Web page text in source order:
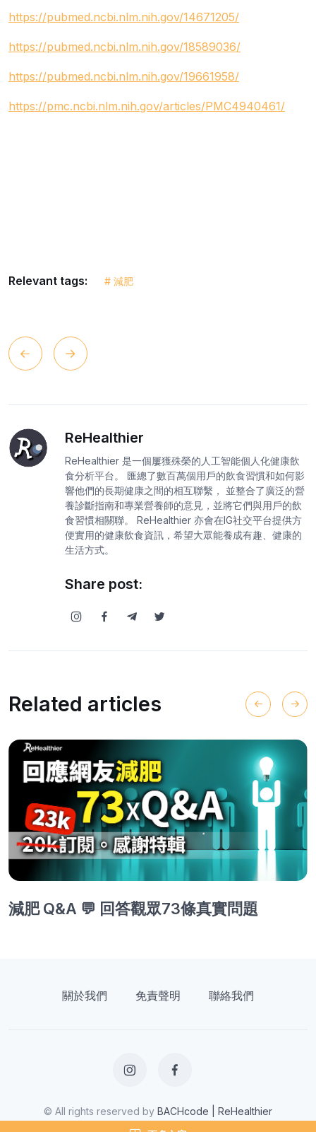
https://pubmed.ncbi.nlm.nih.gov/14671205/
https://pubmed.ncbi.nlm.nih.gov/18589036/
https://pubmed.ncbi.nlm.nih.gov/19661958/
https://pmc.ncbi.nlm.nih.gov/articles/PMC4940461/
Relevant tags: # 減肥
ReHealthier
ReHealthier 是一個屢獲殊榮的人工智能個人化健康飲
食分析平台。 匯總了數百萬個用戶的飲食習慣和如何影
響他們的長期健康之間的相互聯繫， 並整合了廣泛的營
養診斷指南和專業營養師的意見，並將它們與用戶的飲
食習慣相關聯。 ReHealthier 亦會在IG社交平台提供方
便實用的健康飲食資訊，希望大眾能養成有趣、健康的
生活方式。
Share post:
Related articles
減肥 Q&A 💬 回答觀眾73條真實問題
關於我們 免責聲明 聯絡我們
© All rights reserved by BACHcode | ReHealthier